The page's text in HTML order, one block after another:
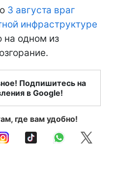
3 августа враг
инфраструктуре
на одном из
Подпишитесь на
в Google!
где вам удобно!